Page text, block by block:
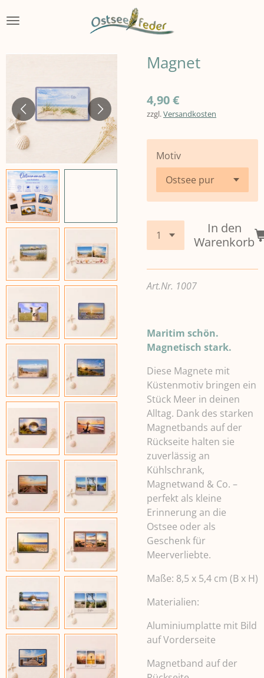
Hauptinhalt
Magnet
4,90 €
zzgl.Versandkosten
Motiv
In den
Warenkorb
Art.Nr. 1007
Maritim schön.
Magnetisch stark.
Diese Magnete mit
Küstenmotiv bringen ein
Stück Meer in deinen
Alltag. Dank des starken
Magnetbands auf der
Rückseite halten sie
zuverlässig an
Kühlschrank,
Magnetwand & Co. –
perfekt als kleine
Erinnerung an die
Ostsee oder als
Geschenk für
Meerverliebte.
Maße: 8,5 x 5,4 cm (B x H)
Materialien:
Aluminiumplatte mit Bild
auf Vorderseite
Magnetband auf der